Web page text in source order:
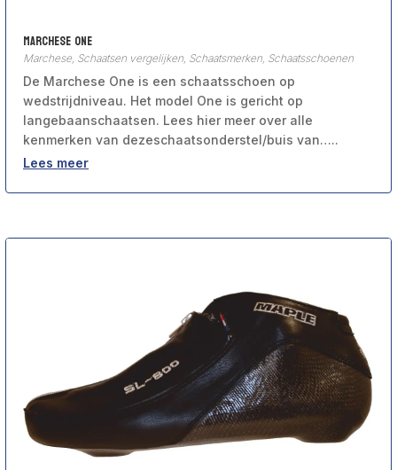
Marchese One
Marchese, Schaatsen vergelijken, Schaatsmerken, Schaatsschoenen
De Marchese One is een schaatsschoen op
wedstrijdniveau. Het model One is gericht op
langebaanschaatsen. Lees hier meer over alle
kenmerken van dezeschaatsonderstel/buis van…..
Lees meer